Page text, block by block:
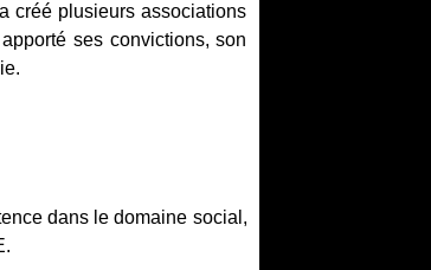
créé plusieurs associations
ses convictions, son
dans le domaine social,